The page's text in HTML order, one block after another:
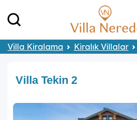
Villa Kiralama Kiralık Villalar
Villa Tekin 2